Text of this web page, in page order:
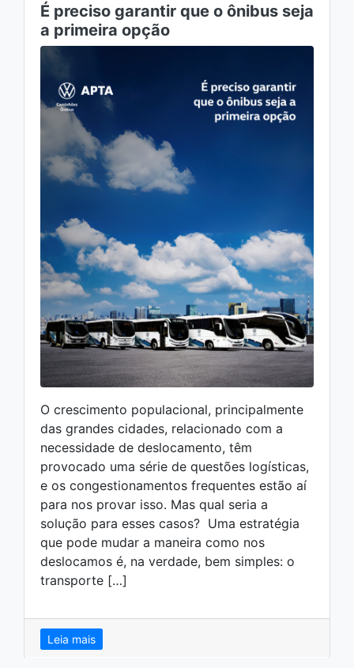
É preciso garantir que o ônibus seja
a primeira opção
O crescimento populacional, principalmente
das grandes cidades, relacionado com a
necessidade de deslocamento, têm
provocado uma série de questões logísticas,
e os congestionamentos frequentes estão aí
para nos provar isso. Mas qual seria a
solução para esses casos? Uma estratégia
que pode mudar a maneira como nos
deslocamos é, na verdade, bem simples: o
transporte […]
Leia mais